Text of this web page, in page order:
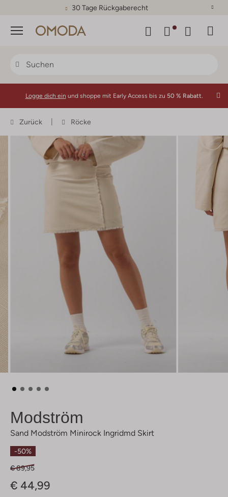
30 Tage Rückgaberecht
Menü
Logge dich ein und shoppe mit Early Access bis zu 50 % Rabatt.
Zurück Röcke
Modström
Sand Modström Minirock Ingridmd Skirt
-50%
€ 89,95
€ 44,99